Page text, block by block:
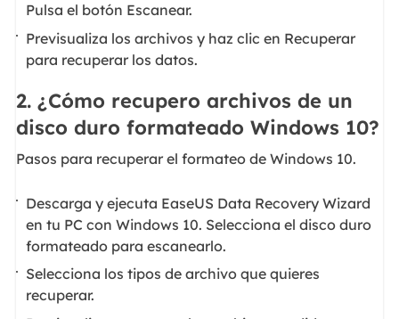
Pulsa el botón Escanear.
Previsualiza los archivos y haz clic en Recuperar
para recuperar los datos.
2. ¿Cómo recupero archivos de un
disco duro formateado Windows 10?
Pasos para recuperar el formateo de Windows 10.
Descarga y ejecuta EaseUS Data Recovery Wizard
en tu PC con Windows 10. Selecciona el disco duro
formateado para escanearlo.
Selecciona los tipos de archivo que quieres
recuperar.